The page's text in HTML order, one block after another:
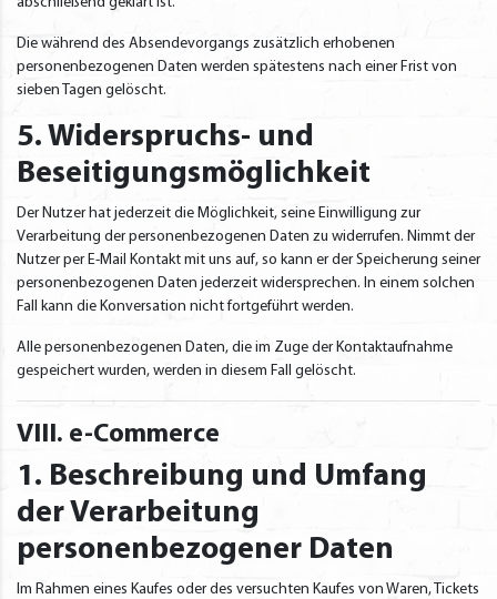
Die während des Absendevorgangs zusätzlich erhobenen
personenbezogenen Daten werden spätestens nach einer Frist von
sieben Tagen gelöscht.
5. Widerspruchs- und
Beseitigungsmöglichkeit
Der Nutzer hat jederzeit die Möglichkeit, seine Einwilligung zur
Verarbeitung der personenbezogenen Daten zu widerrufen. Nimmt der
Nutzer per E-Mail Kontakt mit uns auf, so kann er der Speicherung seiner
personenbezogenen Daten jederzeit widersprechen. In einem solchen
Fall kann die Konversation nicht fortgeführt werden.
Alle personenbezogenen Daten, die im Zuge der Kontaktaufnahme
gespeichert wurden, werden in diesem Fall gelöscht.
VIII. e-Commerce
1. Beschreibung und Umfang
der Verarbeitung
personenbezogener Daten
Im Rahmen eines Kaufes oder des versuchten Kaufes von Waren, Tickets